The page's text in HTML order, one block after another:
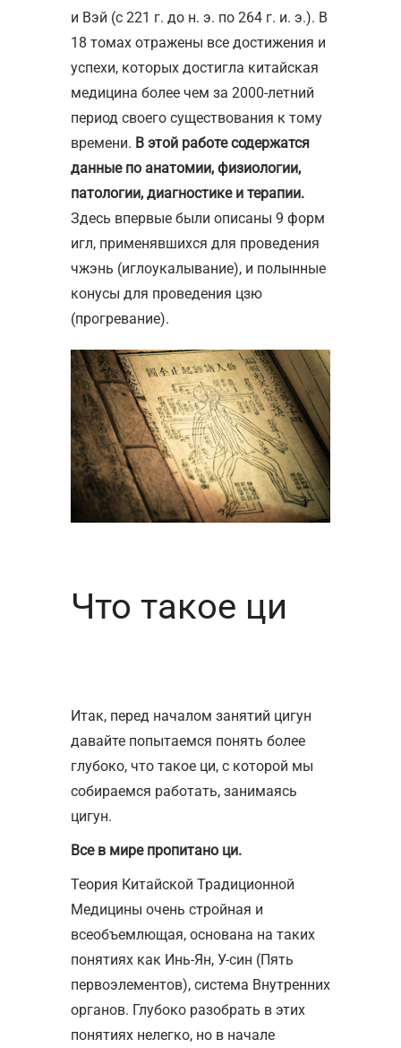
и Вэй (с 221 г. до н. э. по 264 г. и. э.). В
18 томах отражены все достижения и
успехи, которых достигла китайская
медицина более чем за 2000-летний
период своего существования к тому
времени. В этой работе содержатся
данные по анатомии, физиологии,
патологии, диагностике и терапии.
Здесь впервые были описаны 9 форм
игл, применявшихся для проведения
чжэнь (иглоукалывание), и полынные
конусы для проведения цзю
(прогревание).
Что такое ци
Итак, перед началом занятий цигун
давайте попытаемся понять более
глубоко, что такое ци, с которой мы
собираемся работать, занимаясь
цигун.
Все в мире пропитано ци.
Теория Китайской Традиционной
Медицины очень стройная и
всеобъемлющая, основана на таких
понятиях как Инь-Ян, У-син (Пять
первоэлементов), система Внутренних
органов. Глубоко разобрать в этих
понятиях нелегко, но в начале